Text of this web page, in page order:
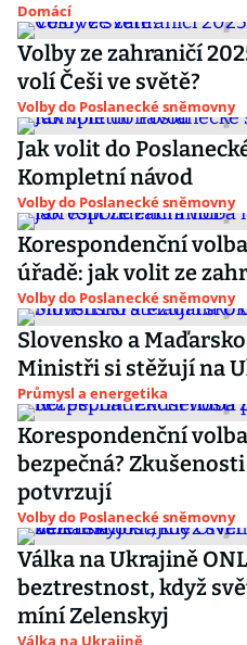
Domácí
Volby ze zahraničí
volí Češi ve světě?
Volby do Poslanecké sněmovny
Jak volit do
Kompletní návod
Volby do Poslanecké sněmovny
Korespondenční
úřadě: jak volit ze
Volby do Poslanecké sněmovny
Slovensko a
Ministři si stěžují na
Průmysl a energetika
Korespondenční
bezpečná?
potvrzují
Volby do Poslanecké sněmovny
Válka na Ukrajině
beztrestnost, když
míní Zelenskyj
Válka na Ukrajině